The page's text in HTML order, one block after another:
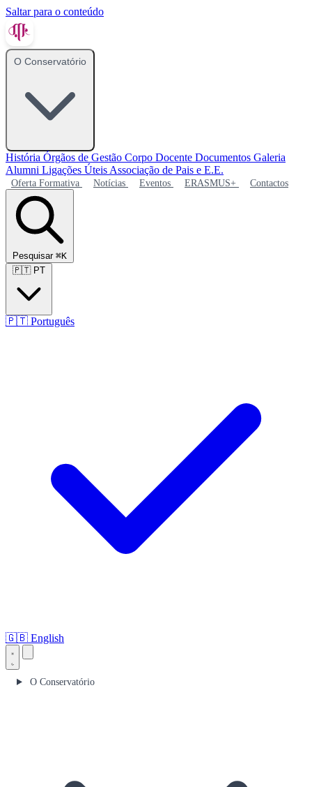
Saltar para o conteúdo
O Conservatório
História Órgãos de Gestão Corpo Docente Documentos Galeria
Alumni Ligações Úteis Associação de Pais e E.E.
Oferta Formativa Notícias Eventos ERASMUS+ Contactos
Pesquisar ⌘K
🇵🇹 PT
🇵🇹 Português
🇬🇧 English
O Conservatório